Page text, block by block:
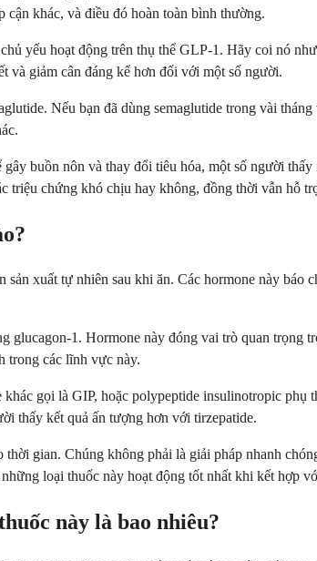
khác, và điều đó hoàn toàn bình thường.
yếu hoạt động trên thụ thể GLP-1. Hãy coi nó
và giảm cân đáng kể hơn đối với một số người.
Nếu bạn đã dùng semaglutide trong vài
buồn nôn và thay đổi tiêu hóa, một số người
chứng khó chịu hay không, đồng thời vẫn hỗ
xuất tự nhiên sau khi ăn. Các hormone này
glucagon-1. Hormone này đóng vai trò quan trọng
trong các lĩnh vực này.
gọi là GIP, hoặc polypeptide insulinotropic
thấy kết quả ấn tượng hơn với tirzepatide.
gian. Chúng không phải là giải pháp nhanh
loại thuốc này hoạt động tốt nhất khi kết hợp
này là bao nhiêu?